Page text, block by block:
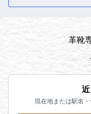
革靴
現在地または駅名